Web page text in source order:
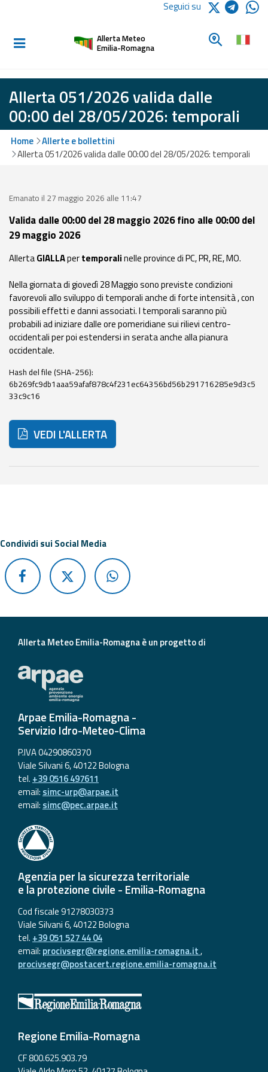
Informati e
Allerte E
Bollettini
Allerte e
Allerte e
Bollettini
Valanghe
Monitoraggio
Previsioni e dati
Previsioni meteo e
marine
Dati osservati
Aggiornamenti
Informazioni
frequenti
Guida per gli
sviluppatori
Il progetto
Allerta
Meteo
Emilia-
Romagna
Contatti
Seguici su
Allerta Meteo
Emilia-Romagna
Cerca un
Allerta 051/2026 valida dalle
00:00 del 28/05/2026: temporali
Home
Allerte e bollettini
Allerta 051/2026 valida dalle 00:00 del 28/05/2026: temporali
Emanato il 27 maggio 2026 alle 11:47
Valida dalle 00:00 del 28 maggio 2026 fino alle 00:00 del
29 maggio 2026
AllertaGIALLApertemporalinelle province di PC, PR, RE, MO.
Nella giornata di giovedì 28 Maggio sono previste condizioni
favorevoli allo sviluppo di temporali anche di forte intensità , con
possibili effetti e danni associati. I temporali saranno più
probabili ad iniziare dalle ore pomeridiane sui rilievi centro-
occidentali per poi estendersi in serata anche alla pianura
occidentale.
Hash del file (SHA-256):
6b269fc9db1aaa59afaf878c4f231ec64356bd56b291716285e9d3c5
33c9c16
VEDI L'ALLERTA
Condividi sui Social Media
Allerta Meteo Emilia-Romagna è un progetto di
Arpae Emilia-Romagna -
Servizio Idro-Meteo-Clima
P.IVA 04290860370
Viale Silvani 6, 40122 Bologna
tel. +39 0516 497611
email: simc-urp@arpae.it
email: simc@pec.arpae.it
Agenzia per la sicurezza territoriale
e la protezione civile - Emilia-Romagna
Cod fiscale 91278030373
Viale Silvani 6, 40122 Bologna
tel. +39 051 527 44 04
email: procivsegr@regione.emilia-romagna.it,
procivsegr@postacert.regione.emilia-romagna.it
Regione Emilia-Romagna
CF 800.625.903.79